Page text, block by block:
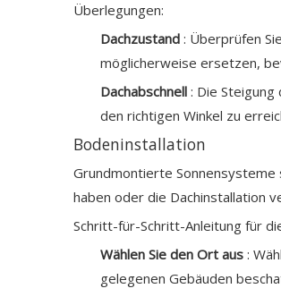
Überlegungen:
Dachzustand : Überprüfen
möglicherweise ersetzen,
Dachabschnell : Die Steigung
den richtigen Winkel zu
Bodeninstallation
Grundmontierte Sonnensysteme
haben oder die Dachinstallation
Schritt-für-Schritt-Anleitung für
Wählen Sie den Ort aus :
gelegenen Gebäuden